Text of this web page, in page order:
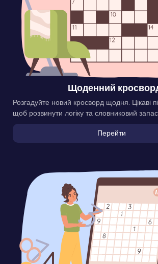
Щоденний
Розгадуйте новий кросворд щодня. Цікаві
щоб розвинути логіку та словниковий
Перейти